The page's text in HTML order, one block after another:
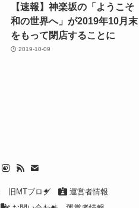
【速報】神楽坂の「ようこそ
和の世界へ」が2019年10月末
をもって閉店することに
2019-10-09
旧MTブログ
運営者情報